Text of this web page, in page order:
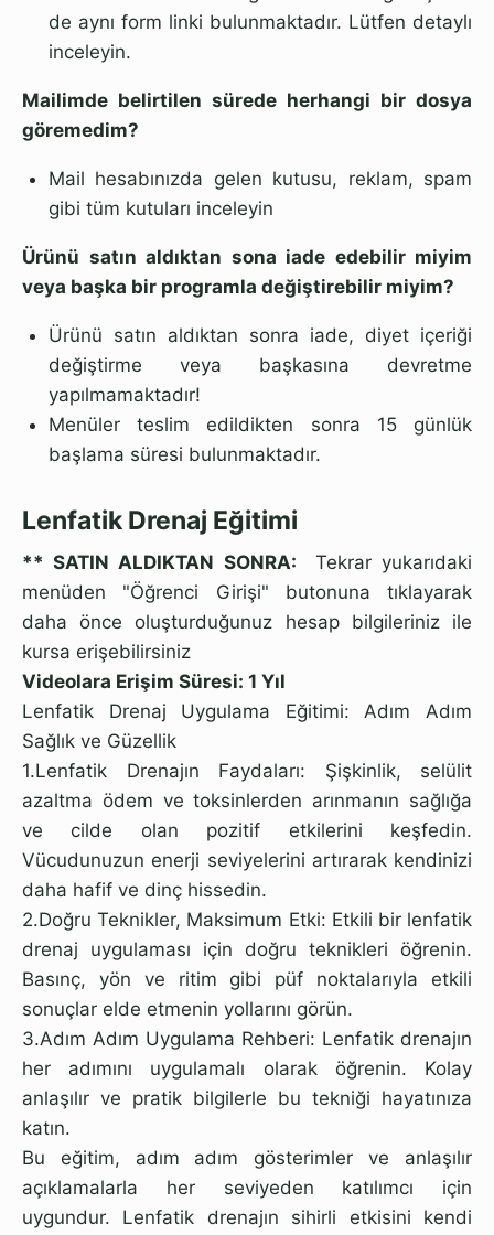
de aynı form linki bulunmaktadır. Lütfen detaylı
inceleyin.
Mailimde belirtilen sürede herhangi bir dosya
göremedim?
Mail hesabınızda gelen kutusu, reklam, spam
gibi tüm kutuları inceleyin
Ürünü satın aldıktan sona iade edebilir miyim
veya başka bir programla değiştirebilir miyim?
Ürünü satın aldıktan sonra iade, diyet içeriği
değiştirme veya başkasına devretme
yapılmamaktadır!
Menüler teslim edildikten sonra 15 günlük
başlama süresi bulunmaktadır.
Lenfatik Drenaj Eğitimi
** SATIN ALDIKTAN SONRA:
Tekrar yukarıdaki
menüden "Öğrenci Girişi" butonuna tıklayarak
daha önce oluşturduğunuz hesap bilgileriniz ile
kursa erişebilirsiniz
Videolara Erişim Süresi: 1 Yıl
Lenfatik Drenaj Uygulama Eğitimi: Adım Adım
Sağlık ve Güzellik
1.Lenfatik Drenajın Faydaları: Şişkinlik, selülit
azaltma ödem ve toksinlerden arınmanın sağlığa
ve cilde olan pozitif etkilerini keşfedin.
Vücudunuzun enerji seviyelerini artırarak kendinizi
daha hafif ve dinç hissedin.
2.Doğru Teknikler, Maksimum Etki: Etkili bir lenfatik
drenaj uygulaması için doğru teknikleri öğrenin.
Basınç, yön ve ritim gibi püf noktalarıyla etkili
sonuçlar elde etmenin yollarını görün.
3.Adım Adım Uygulama Rehberi: Lenfatik drenajın
her adımını uygulamalı olarak öğrenin. Kolay
anlaşılır ve pratik bilgilerle bu tekniği hayatınıza
katın.
Bu eğitim, adım adım gösterimler ve anlaşılır
açıklamalarla her seviyeden katılımcı için
uygundur. Lenfatik drenajın sihirli etkisini kendi